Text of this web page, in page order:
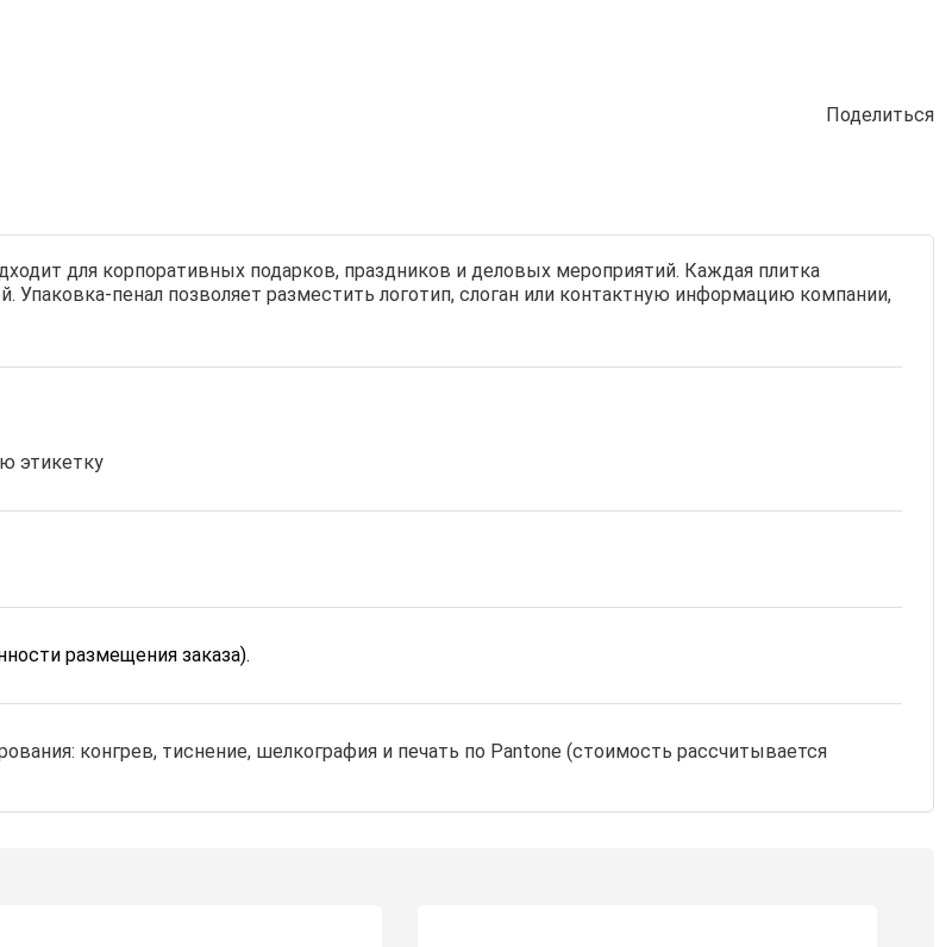
Поделиться
для корпоративных подарков, праздников и деловых мероприятий. Каждая плитка
пенал позволяет разместить логотип, слоган или контактную информацию компании,
этикетку
размещения заказа).
конгрев, тиснение, шелкография и печать по Pantone (стоимость рассчитывается